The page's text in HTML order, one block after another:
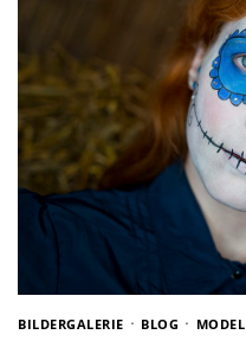
BILDERGALERIE BLOG MODEL